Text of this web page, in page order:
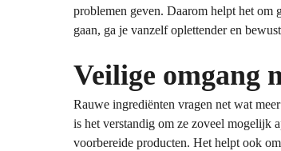
problemen geven. Daarom helpt het om
gaan, ga je vanzelf oplettender en
Veilige omgang
Rauwe ingrediënten vragen net wat
is het verstandig om ze zoveel mogelijk
voorbereide producten. Het helpt ook